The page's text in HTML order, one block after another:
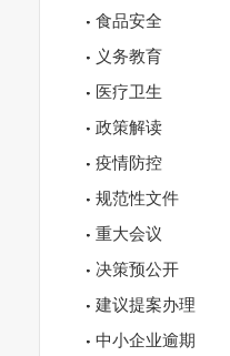
食品安全
义务教育
医疗卫生
政策解读
疫情防控
规范性文件
重大会议
决策预公开
建议提案办理
中小企业逾期